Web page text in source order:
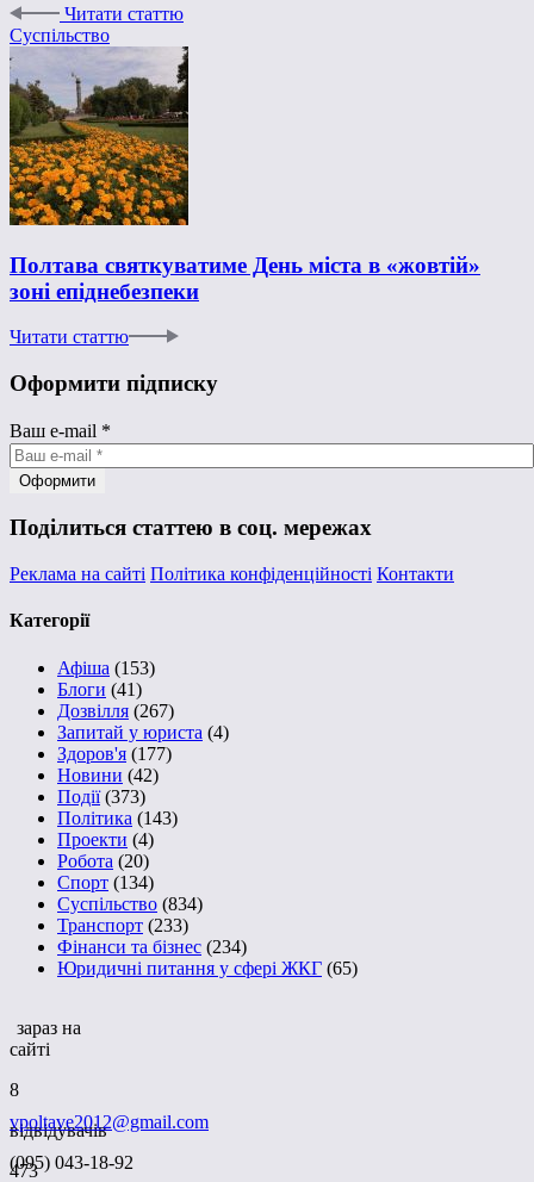
Читати статтю
Суспільство
Полтава святкуватиме День міста в «жовтій»
зоні епіднебезпеки
Читати статтю
Оформити підписку
Ваш e-mail *
Поділиться статтею в соц. мережах
Реклама на сайті Політика конфіденційності Контакти
Категорії
Афіша (153)
Блоги (41)
Дозвілля (267)
Запитай у юриста (4)
Здоров'я (177)
Новини (42)
Події(373)
Політика (143)
Проекти (4)
Робота (20)
Спорт (134)
Суспільство (834)
Транспорт (233)
Фінанси та бізнес (234)
Юридичні питання у сфері ЖКГ (65)
зараз на
сайті
8
відвідувачів
473
vpoltave2012@gmail.com
(095) 043-18-92